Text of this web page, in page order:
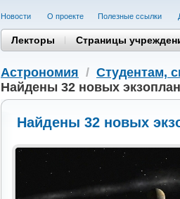
Новости О проекте Полезные cсылки
Лекторы Страницы
Астрономия / Студентам,
Найдены 32 новых
Найдены 32 новых